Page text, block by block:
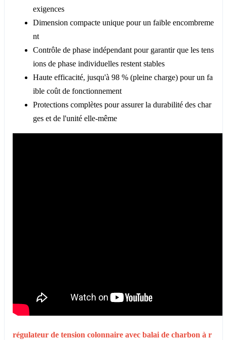
exigences
Dimension compacte unique pour un faible encombreme
nt
Contrôle de phase indépendant pour garantir que les tens
ions de phase individuelles restent stables
Haute efficacité, jusqu'à 98 % (pleine charge) pour un fa
ible coût de fonctionnement
Protections complètes pour assurer la durabilité des char
ges et de l'unité elle-même
régulateur de tension colonnaire avec balai de charbon à r